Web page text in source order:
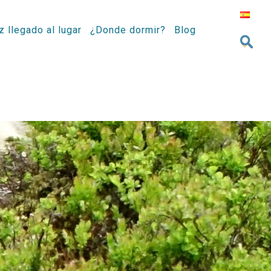
llegado al lugar ¿Donde dormir? Blog